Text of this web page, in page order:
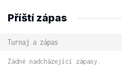
Příští zápas
Turnaj a zápas
Žádné nadcházející zápasy.